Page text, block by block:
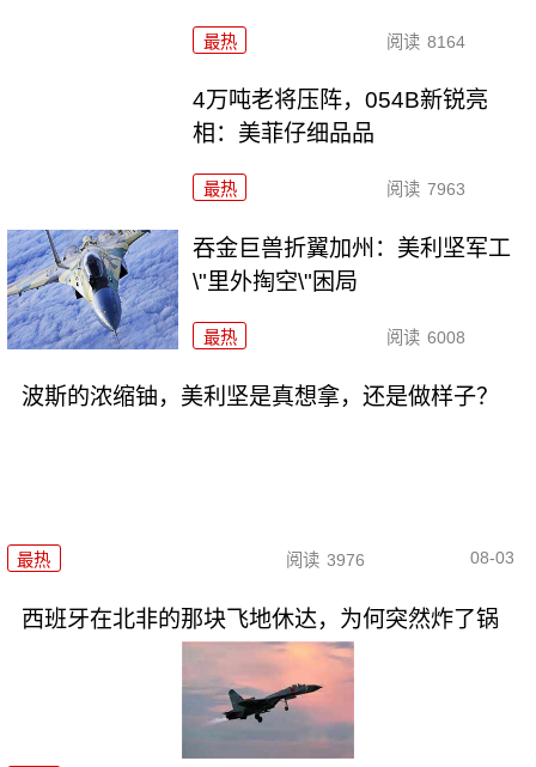
最热 阅读 8164
4万吨老将压阵，054B新锐亮
相：美菲仔细品品
最热 阅读 7963
吞金巨兽折翼加州：美利坚军工
\"里外掏空\"困局
最热 阅读 6008
波斯的浓缩铀，美利坚是真想拿，还是做样子？
最热 阅读 3976 08-03
西班牙在北非的那块飞地休达，为何突然炸了锅